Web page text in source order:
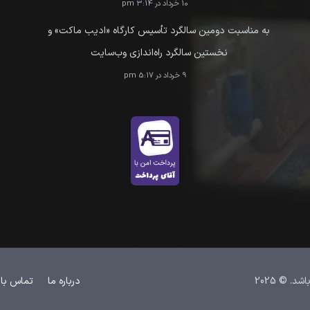
10 خرداد در 3:14 pm
به مناسبت دومین سالگرد تأسیس کارگاه «ادیب ماکت» و
نخستین سالگرد راه‌اندازی وب‌سایت
9 خرداد در 5:17 pm
© 2025 درباره ما تماس